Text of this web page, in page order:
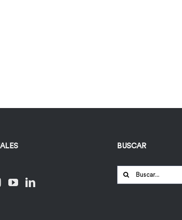
BUSCAR
Buscar: